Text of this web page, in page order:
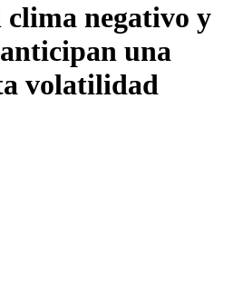
clima negativo y
una
volatilidad